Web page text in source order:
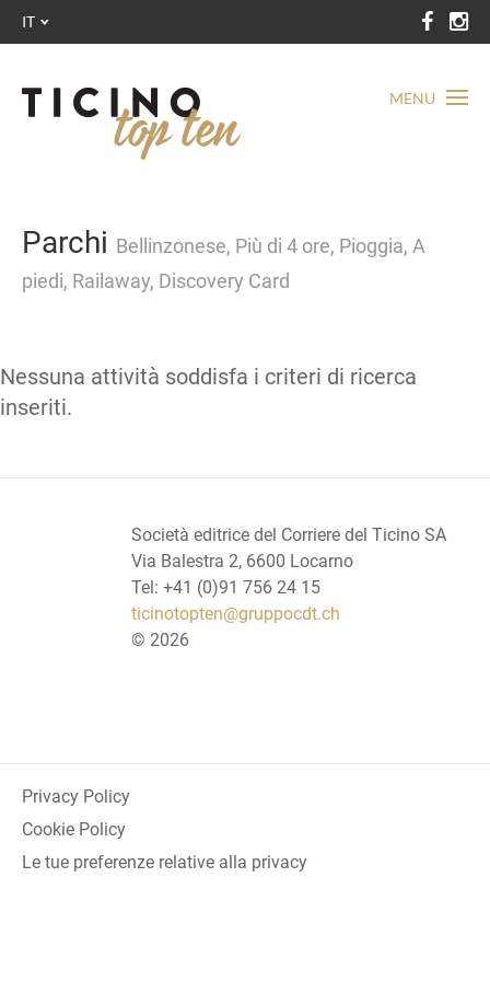
MENU
IT
Parchi Bellinzonese, Più di 4 ore, Pioggia, A
piedi, Railaway, Discovery Card
Nessuna attività soddisfa i criteri di ricerca
inseriti.
Società editrice del Corriere del Ticino SA
Via Balestra 2, 6600 Locarno
Tel: +41 (0)91 756 24 15
ticinotopten@gruppocdt.ch
© 2026
Privacy Policy
Cookie Policy
Le tue preferenze relative alla privacy